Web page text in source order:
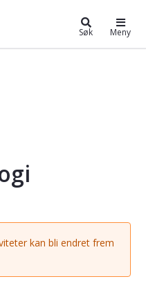
Søk Meny
-
kan bli endret frem